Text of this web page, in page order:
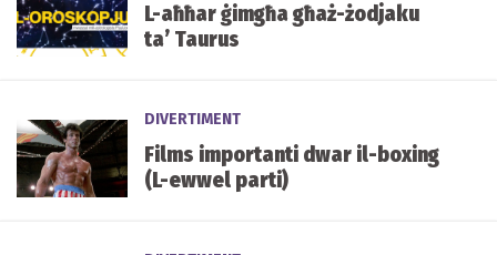
L-aħħar ġimgħa għaż-żodjaku
ta’ Taurus
DIVERTIMENT
Films importanti dwar il-boxing
(L-ewwel parti)